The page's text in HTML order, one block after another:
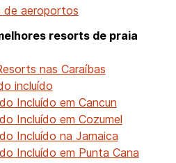
de aeroportos
resorts de praia
nas Caraíbas
incluído
Incluído em Cancun
Incluído em Cozumel
Incluído na Jamaica
Incluído em Punta Cana